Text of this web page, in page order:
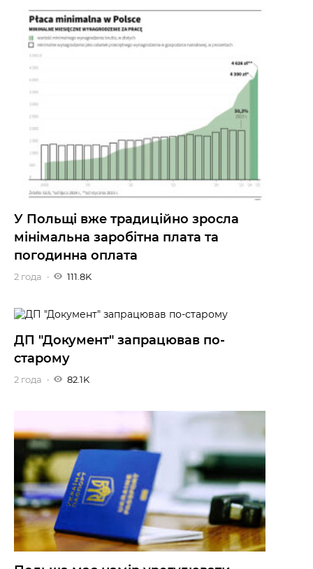
У Польщі вже традиційно зросла
мінімальна заробітна плата та
погодинна оплата
2 года 111.8K
ДП "Документ" запрацював по-
старому
2 года 82.1K